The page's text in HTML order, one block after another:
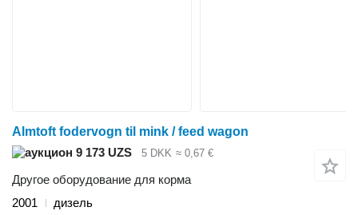
Almtoft fodervogn til mink / feed wagon
9 173 UZS
5 DKK ≈ 0,67 €
Другое оборудование для корма
2001
дизель